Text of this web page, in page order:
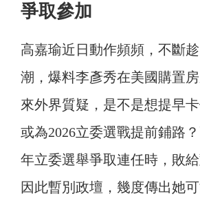
爭取參加
高嘉瑜近日動作頻頻，不斷
潮，爆料李彥秀在美國購置房
來外界質疑，是不是想提早
或為2026立委選戰提前鋪路
年立委選舉爭取連任時，敗給
因此暫別政壇，幾度傳出她